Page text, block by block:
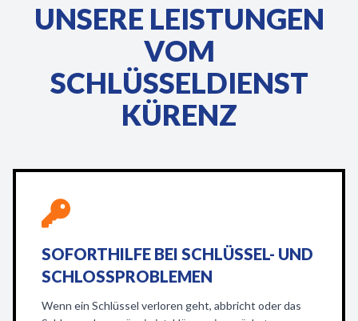
UNSERE LEISTUNGEN
VOM
SCHLÜSSELDIENST
KÜRENZ
SOFORTHILFE BEI SCHLÜSSEL- UND
SCHLOSSPROBLEMEN
Wenn ein Schlüssel verloren geht, abbricht oder das